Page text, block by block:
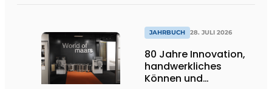
JAHRBUCH 28. JULI 2026
80 Jahre Innovation,
handwerkliches
Können und